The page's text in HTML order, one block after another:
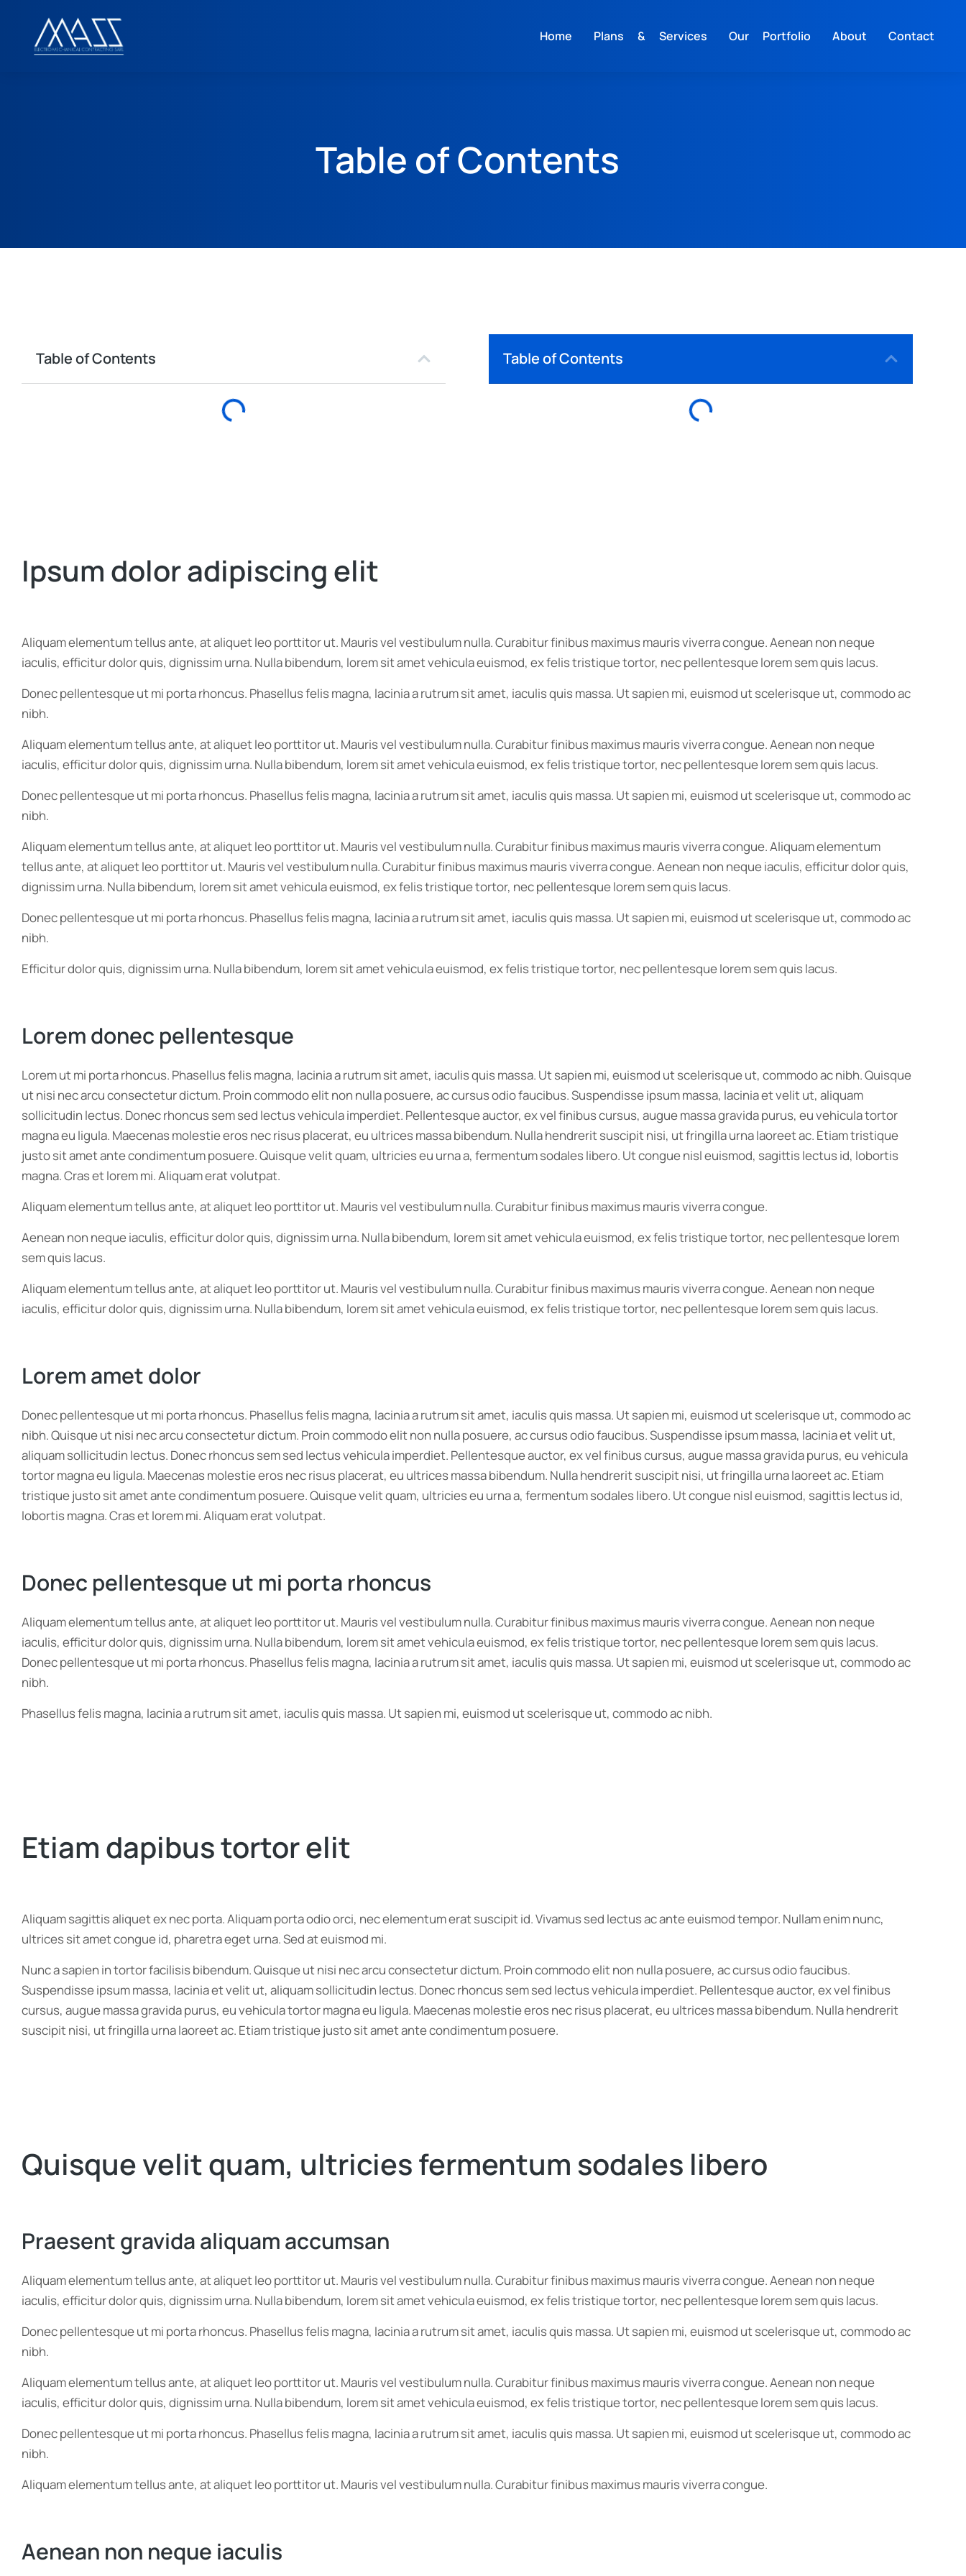
Home Plans & Services Our Portfolio About Contact
Table of Contents
Table of Contents Table of Contents
Ipsum dolor adipiscing elit
Aliquam elementum tellus ante, at aliquet leo porttitor ut. Mauris vel vestibulum nulla. Curabitur finibus maximus mauris viverra congue. Aenean non neque
iaculis, efficitur dolor quis, dignissim urna. Nulla bibendum, lorem sit amet vehicula euismod, ex felis tristique tortor, nec pellentesque lorem sem quis lacus.
Donec pellentesque ut mi porta rhoncus. Phasellus felis magna, lacinia a rutrum sit amet, iaculis quis massa. Ut sapien mi, euismod ut scelerisque ut, commodo ac
nibh.
Aliquam elementum tellus ante, at aliquet leo porttitor ut. Mauris vel vestibulum nulla. Curabitur finibus maximus mauris viverra congue. Aenean non neque
iaculis, efficitur dolor quis, dignissim urna. Nulla bibendum, lorem sit amet vehicula euismod, ex felis tristique tortor, nec pellentesque lorem sem quis lacus.
Donec pellentesque ut mi porta rhoncus. Phasellus felis magna, lacinia a rutrum sit amet, iaculis quis massa. Ut sapien mi, euismod ut scelerisque ut, commodo ac
nibh.
Aliquam elementum tellus ante, at aliquet leo porttitor ut. Mauris vel vestibulum nulla. Curabitur finibus maximus mauris viverra congue. Aliquam elementum
tellus ante, at aliquet leo porttitor ut. Mauris vel vestibulum nulla. Curabitur finibus maximus mauris viverra congue. Aenean non neque iaculis, efficitur dolor quis,
dignissim urna. Nulla bibendum, lorem sit amet vehicula euismod, ex felis tristique tortor, nec pellentesque lorem sem quis lacus.
Donec pellentesque ut mi porta rhoncus. Phasellus felis magna, lacinia a rutrum sit amet, iaculis quis massa. Ut sapien mi, euismod ut scelerisque ut, commodo ac
nibh.
Efficitur dolor quis, dignissim urna. Nulla bibendum, lorem sit amet vehicula euismod, ex felis tristique tortor, nec pellentesque lorem sem quis lacus.
Lorem donec pellentesque
Lorem ut mi porta rhoncus. Phasellus felis magna, lacinia a rutrum sit amet, iaculis quis massa. Ut sapien mi, euismod ut scelerisque ut, commodo ac nibh. Quisque
ut nisi nec arcu consectetur dictum. Proin commodo elit non nulla posuere, ac cursus odio faucibus. Suspendisse ipsum massa, lacinia et velit ut, aliquam
sollicitudin lectus. Donec rhoncus sem sed lectus vehicula imperdiet. Pellentesque auctor, ex vel finibus cursus, augue massa gravida purus, eu vehicula tortor
magna eu ligula. Maecenas molestie eros nec risus placerat, eu ultrices massa bibendum. Nulla hendrerit suscipit nisi, ut fringilla urna laoreet ac. Etiam tristique
justo sit amet ante condimentum posuere. Quisque velit quam, ultricies eu urna a, fermentum sodales libero. Ut congue nisl euismod, sagittis lectus id, lobortis
magna. Cras et lorem mi. Aliquam erat volutpat.
Aliquam elementum tellus ante, at aliquet leo porttitor ut. Mauris vel vestibulum nulla. Curabitur finibus maximus mauris viverra congue.
Aenean non neque iaculis, efficitur dolor quis, dignissim urna. Nulla bibendum, lorem sit amet vehicula euismod, ex felis tristique tortor, nec pellentesque lorem
sem quis lacus.
Aliquam elementum tellus ante, at aliquet leo porttitor ut. Mauris vel vestibulum nulla. Curabitur finibus maximus mauris viverra congue. Aenean non neque
iaculis, efficitur dolor quis, dignissim urna. Nulla bibendum, lorem sit amet vehicula euismod, ex felis tristique tortor, nec pellentesque lorem sem quis lacus.
Lorem amet dolor
Donec pellentesque ut mi porta rhoncus. Phasellus felis magna, lacinia a rutrum sit amet, iaculis quis massa. Ut sapien mi, euismod ut scelerisque ut, commodo ac
nibh. Quisque ut nisi nec arcu consectetur dictum. Proin commodo elit non nulla posuere, ac cursus odio faucibus. Suspendisse ipsum massa, lacinia et velit ut,
aliquam sollicitudin lectus. Donec rhoncus sem sed lectus vehicula imperdiet. Pellentesque auctor, ex vel finibus cursus, augue massa gravida purus, eu vehicula
tortor magna eu ligula. Maecenas molestie eros nec risus placerat, eu ultrices massa bibendum. Nulla hendrerit suscipit nisi, ut fringilla urna laoreet ac. Etiam
tristique justo sit amet ante condimentum posuere. Quisque velit quam, ultricies eu urna a, fermentum sodales libero. Ut congue nisl euismod, sagittis lectus id,
lobortis magna. Cras et lorem mi. Aliquam erat volutpat.
Donec pellentesque ut mi porta rhoncus
Aliquam elementum tellus ante, at aliquet leo porttitor ut. Mauris vel vestibulum nulla. Curabitur finibus maximus mauris viverra congue. Aenean non neque
iaculis, efficitur dolor quis, dignissim urna. Nulla bibendum, lorem sit amet vehicula euismod, ex felis tristique tortor, nec pellentesque lorem sem quis lacus.
Donec pellentesque ut mi porta rhoncus. Phasellus felis magna, lacinia a rutrum sit amet, iaculis quis massa. Ut sapien mi, euismod ut scelerisque ut, commodo ac
nibh.
Phasellus felis magna, lacinia a rutrum sit amet, iaculis quis massa. Ut sapien mi, euismod ut scelerisque ut, commodo ac nibh.
Etiam dapibus tortor elit
Aliquam sagittis aliquet ex nec porta. Aliquam porta odio orci, nec elementum erat suscipit id. Vivamus sed lectus ac ante euismod tempor. Nullam enim nunc,
ultrices sit amet congue id, pharetra eget urna. Sed at euismod mi.
Nunc a sapien in tortor facilisis bibendum. Quisque ut nisi nec arcu consectetur dictum. Proin commodo elit non nulla posuere, ac cursus odio faucibus.
Suspendisse ipsum massa, lacinia et velit ut, aliquam sollicitudin lectus. Donec rhoncus sem sed lectus vehicula imperdiet. Pellentesque auctor, ex vel finibus
cursus, augue massa gravida purus, eu vehicula tortor magna eu ligula. Maecenas molestie eros nec risus placerat, eu ultrices massa bibendum. Nulla hendrerit
suscipit nisi, ut fringilla urna laoreet ac. Etiam tristique justo sit amet ante condimentum posuere.
Quisque velit quam, ultricies fermentum sodales libero
Praesent gravida aliquam accumsan
Aliquam elementum tellus ante, at aliquet leo porttitor ut. Mauris vel vestibulum nulla. Curabitur finibus maximus mauris viverra congue. Aenean non neque
iaculis, efficitur dolor quis, dignissim urna. Nulla bibendum, lorem sit amet vehicula euismod, ex felis tristique tortor, nec pellentesque lorem sem quis lacus.
Donec pellentesque ut mi porta rhoncus. Phasellus felis magna, lacinia a rutrum sit amet, iaculis quis massa. Ut sapien mi, euismod ut scelerisque ut, commodo ac
nibh.
Aliquam elementum tellus ante, at aliquet leo porttitor ut. Mauris vel vestibulum nulla. Curabitur finibus maximus mauris viverra congue. Aenean non neque
iaculis, efficitur dolor quis, dignissim urna. Nulla bibendum, lorem sit amet vehicula euismod, ex felis tristique tortor, nec pellentesque lorem sem quis lacus.
Donec pellentesque ut mi porta rhoncus. Phasellus felis magna, lacinia a rutrum sit amet, iaculis quis massa. Ut sapien mi, euismod ut scelerisque ut, commodo ac
nibh.
Aliquam elementum tellus ante, at aliquet leo porttitor ut. Mauris vel vestibulum nulla. Curabitur finibus maximus mauris viverra congue.
Aenean non neque iaculis